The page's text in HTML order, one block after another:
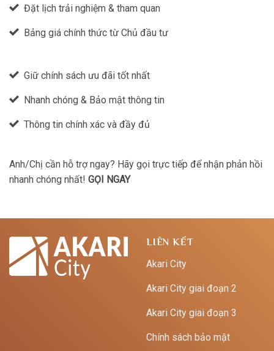
Đặt lịch trải nghiệm & tham quan
Bảng giá chính thức từ Chủ đầu tư
Giữ chính sách ưu đãi tốt nhất
Nhanh chóng & Bảo mật thông tin
Thông tin chính xác và đầy đủ
Anh/Chị cần hỗ trợ ngay? Hãy gọi trực tiếp để nhận phản hồi
nhanh chóng nhất! GỌI NGAY
LIÊN KẾT
Akari City
Akari City giai đoạn 2
Akari City giai đoạn 3
Chính sách bảo mật